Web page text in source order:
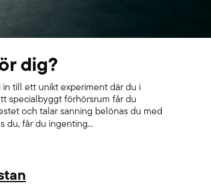
dig?
in till ett unikt experiment där du i
specialbyggt förhörsrum får du
och talar sanning belönas du med
du, får du ingenting...